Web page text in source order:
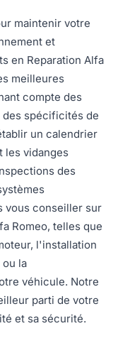
maintenir votre
et
en Reparation Alfa
meilleures
compte des
spécificités de
un calendrier
les vidanges
des
vous conseiller sur
Romeo, telles que
l'installation
la
véhicule. Notre
parti de votre
et sa sécurité.